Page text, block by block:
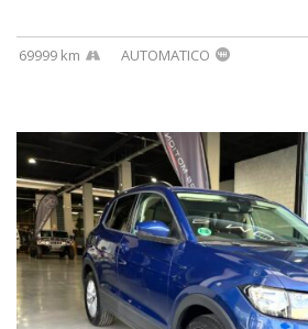
69999 km AUTOMATICO